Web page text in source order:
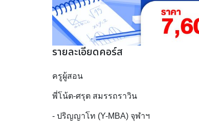
รายละเอียดคอร์ส
ครูผู้สอน
พี่โน้ต-ศรุต สมรรถราวิน
- ปริญญาโท (Y-MBA) จุฬาฯ